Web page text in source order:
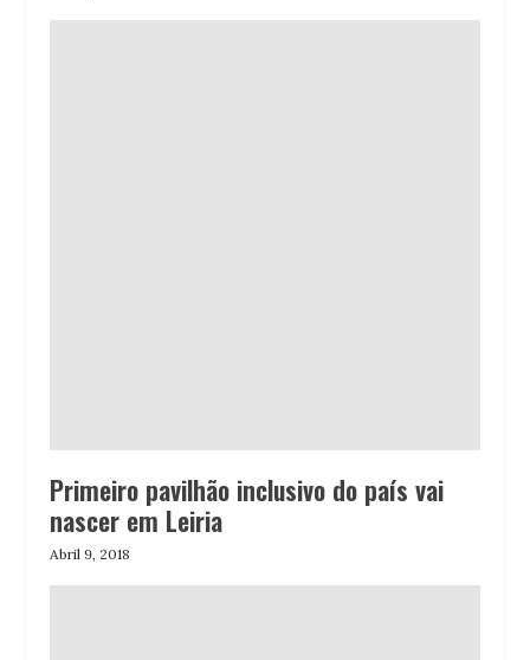
Primeiro pavilhão inclusivo do país vai
nascer em Leiria
Abril 9, 2018